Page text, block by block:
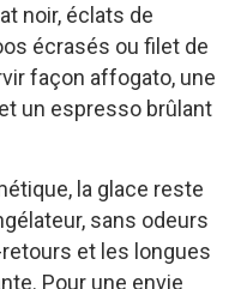
noir, éclats de
écrasés ou filet de
façon affogato, une
un espresso brûlant
la glace reste
sans odeurs
et les longues
Pour une envie